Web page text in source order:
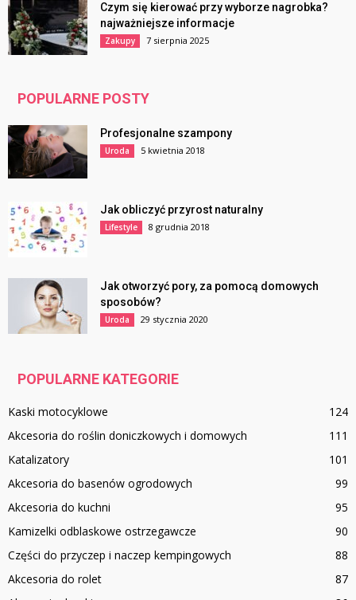
Czym się kierować przy wyborze nagrobka?
najważniejsze informacje
Zakupy 7 sierpnia 2025
POPULARNE POSTY
Profesjonalne szampony
Uroda 5 kwietnia 2018
Jak obliczyć przyrost naturalny
Lifestyle 8 grudnia 2018
Jak otworzyć pory, za pomocą domowych
sposobów?
Uroda 29 stycznia 2020
POPULARNE KATEGORIE
Kaski motocyklowe
124
Akcesoria do roślin doniczkowych i domowych
111
Katalizatory
101
Akcesoria do basenów ogrodowych
99
Akcesoria do kuchni
95
Kamizelki odblaskowe ostrzegawcze
90
Części do przyczep i naczep kempingowych
88
Akcesoria do rolet
87